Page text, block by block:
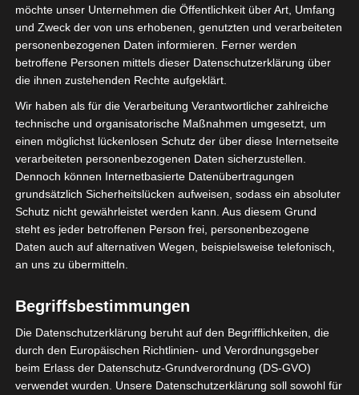
Sie befinden sich hier:Startseite» News»Fußball»
Welt »Afrika»Tunesien»Ligen»Ligue 1 »2023/2024
möchte unser Unternehmen die Öffentlichkeit über Art, Umfang
und Zweck der von uns erhobenen, genutzten und verarbeiteten
personenbezogenen Daten informieren. Ferner werden
betroffene Personen mittels dieser Datenschutzerklärung über
die ihnen zustehenden Rechte aufgeklärt.
Wir haben als für die Verarbeitung Verantwortlicher zahlreiche
technische und organisatorische Maßnahmen umgesetzt, um
einen möglichst lückenlosen Schutz der über diese Internetseite
verarbeiteten personenbezogenen Daten sicherzustellen.
Dennoch können Internetbasierte Datenübertragungen
grundsätzlich Sicherheitslücken aufweisen, sodass ein absoluter
Schutz nicht gewährleistet werden kann. Aus diesem Grund
steht es jeder betroffenen Person frei, personenbezogene
Daten auch auf alternativen Wegen, beispielsweise telefonisch,
an uns zu übermitteln.
Begriffsbestimmungen
Die Datenschutzerklärung beruht auf den Begrifflichkeiten, die
durch den Europäischen Richtlinien- und Verordnungsgeber
beim Erlass der Datenschutz-Grundverordnung (DS-GVO)
verwendet wurden. Unsere Datenschutzerklärung soll sowohl für